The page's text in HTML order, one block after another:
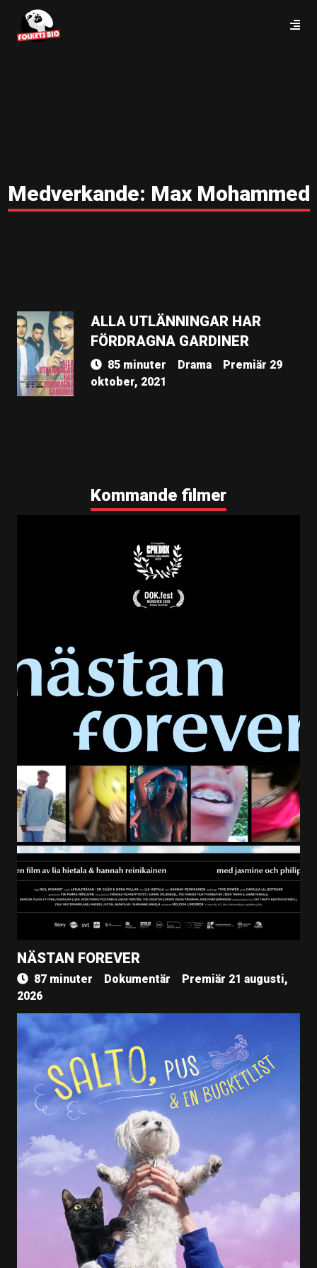
Medverkande: Max Mohammed
ALLA UTLÄNNINGAR HAR
FÖRDRAGNA GARDINER
85 minuter Drama
Premiär 29
oktober, 2021
Kommande filmer
NÄSTAN FOREVER
87 minuter Dokumentär
Premiär 21 augusti,
2026